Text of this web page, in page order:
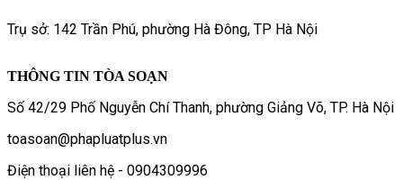
Trụ sở: 142 Trần Phú, phường Hà Đông, TP Hà Nội
THÔNG TIN TÒA SOẠN
Số 42/29 Phố Nguyễn Chí Thanh, phường Giảng Võ, TP. Hà Nội
toasoan@phapluatplus.vn
Điện thoại liên hệ - 0904309996